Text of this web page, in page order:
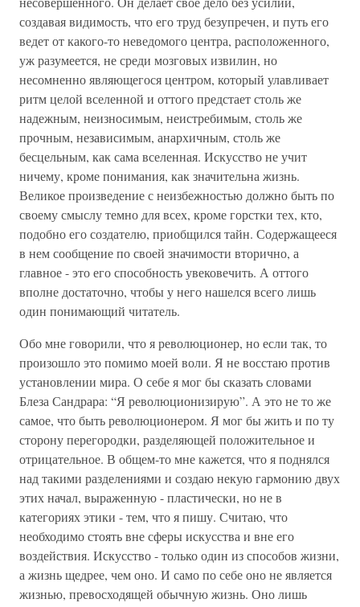
создавая видимость, что его труд безупречен, и путь его
ведет от какого-то неведомого центра, расположенного,
уж разумеется, не среди мозговых извилин, но
несомненно являющегося центром, который улавливает
ритм целой вселенной и оттого предстает столь же
надежным, неизносимым, неистребимым, столь же
прочным, независимым, анархичным, столь же
бесцельным, как сама вселенная. Искусство не учит
ничему, кроме понимания, как значительна жизнь.
Великое произведение с неизбежностью должно быть по
своему смыслу темно для всех, кроме горстки тех, кто,
подобно его создателю, приобщился тайн. Содержащееся
в нем сообщение по своей значимости вторично, а
главное - это его способность увековечить. А оттого
вполне достаточно, чтобы у него нашелся всего лишь
один понимающий читатель.
Обо мне говорили, что я революционер, но если так, то
произошло это помимо моей воли. Я не восстаю против
установлении мира. О себе я мог бы сказать словами
Блеза Сандрара: “Я революционизирую”. А это не то же
самое, что быть революционером. Я мог бы жить и по ту
сторону перегородки, разделяющей положительное и
отрицательное. В общем-то мне кажется, что я поднялся
над такими разделениями и создаю некую гармонию двух
этих начал, выраженную - пластически, но не в
категориях этики - тем, что я пишу. Считаю, что
необходимо стоять вне сферы искусства и вне его
воздействия. Искусство - только один из способов жизни,
а жизнь щедрее, чем оно. И само по себе оно не является
жизнью, превосходящей обычную жизнь. Оно лишь